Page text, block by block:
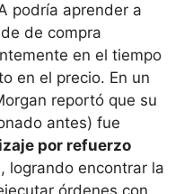
podría aprender a
de compra
en el tiempo
en el precio. En un
reportó que su
antes) fue
por refuerzo
logrando encontrar la